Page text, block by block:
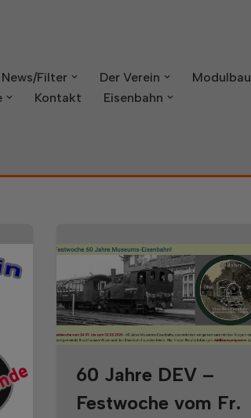
News/Filter Der Verein Modulbau
Kontakt Eisenbahn
60 Jahre DEV –
Festwoche vom Fr.